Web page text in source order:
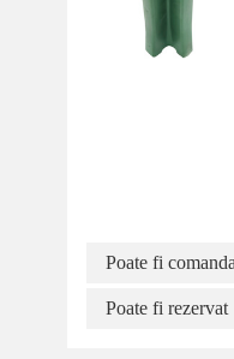
Poate fi
Poate fi rezervat